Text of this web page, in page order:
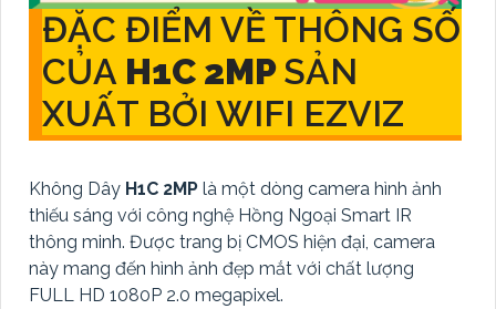
ĐẶC ĐIỂM VỀ THÔNG SỐ
CỦA H1C 2MPSẢN
XUẤT BỞI WIFI EZVIZ
Không Dây H1C 2MP là một dòng camera hình ảnh
thiếu sáng với công nghệ Hồng Ngoại Smart IR
thông minh. Được trang bị CMOS hiện đại, camera
này mang đến hình ảnh đẹp mắt với chất lượng
FULL HD 1080P 2.0 megapixel.